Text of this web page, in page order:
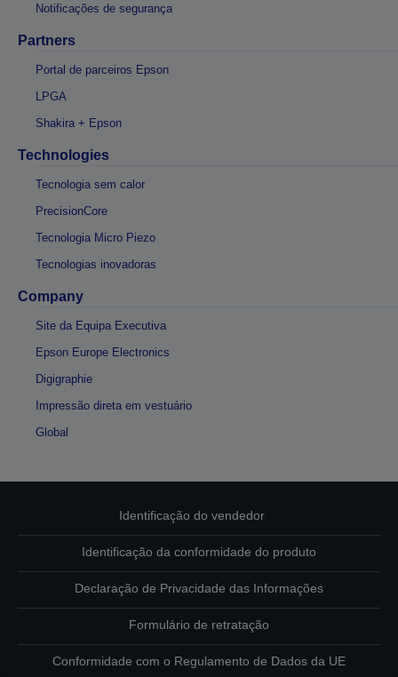
Notificações de segurança
Partners
Portal de parceiros Epson
LPGA
Shakira + Epson
Technologies
Tecnologia sem calor
PrecisionCore
Tecnologia Micro Piezo
Tecnologias inovadoras
Company
Site da Equipa Executiva
Epson Europe Electronics
Digigraphie
Impressão direta em vestuário
Global
Identificação do vendedor
Identificação da conformidade do produto
Declaração de Privacidade das Informações
Formulário de retratação
Conformidade com o Regulamento de Dados da UE